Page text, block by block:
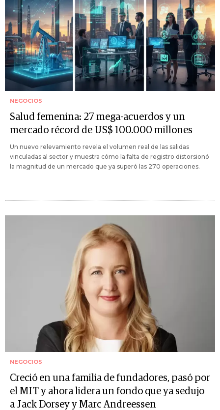
NEGOCIOS
Salud femenina: 27 mega-acuerdos y un
mercado récord de US$ 100.000 millones
Un nuevo relevamiento revela el volumen real de las salidas
vinculadas al sector y muestra cómo la falta de registro distorsionó
la magnitud de un mercado que ya superó las 270 operaciones.
NEGOCIOS
Creció en una familia de fundadores, pasó por
el MIT y ahora lidera un fondo que ya sedujo
a Jack Dorsey y Marc Andreessen